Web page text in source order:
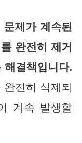
제가 계속된
완전히 제거
해결책입니다.
전히 삭제되
계속 발생할